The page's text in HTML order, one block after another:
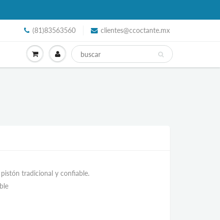
(81)83563560 clientes@ccoctante.mx
tradicional y confiable.